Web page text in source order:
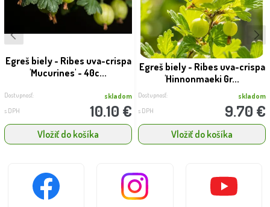
Egreš biely - Ribes uva-crispa
'Mucurines' - 40c...
Dostupnosť: skladom
s DPH 10.10 €
Vložiť do košíka
Egreš biely - Ribes uva-crispa
'Hinnonmaeki Gr...
Dostupnosť: skladom
s DPH 9.70 €
Vložiť do košíka